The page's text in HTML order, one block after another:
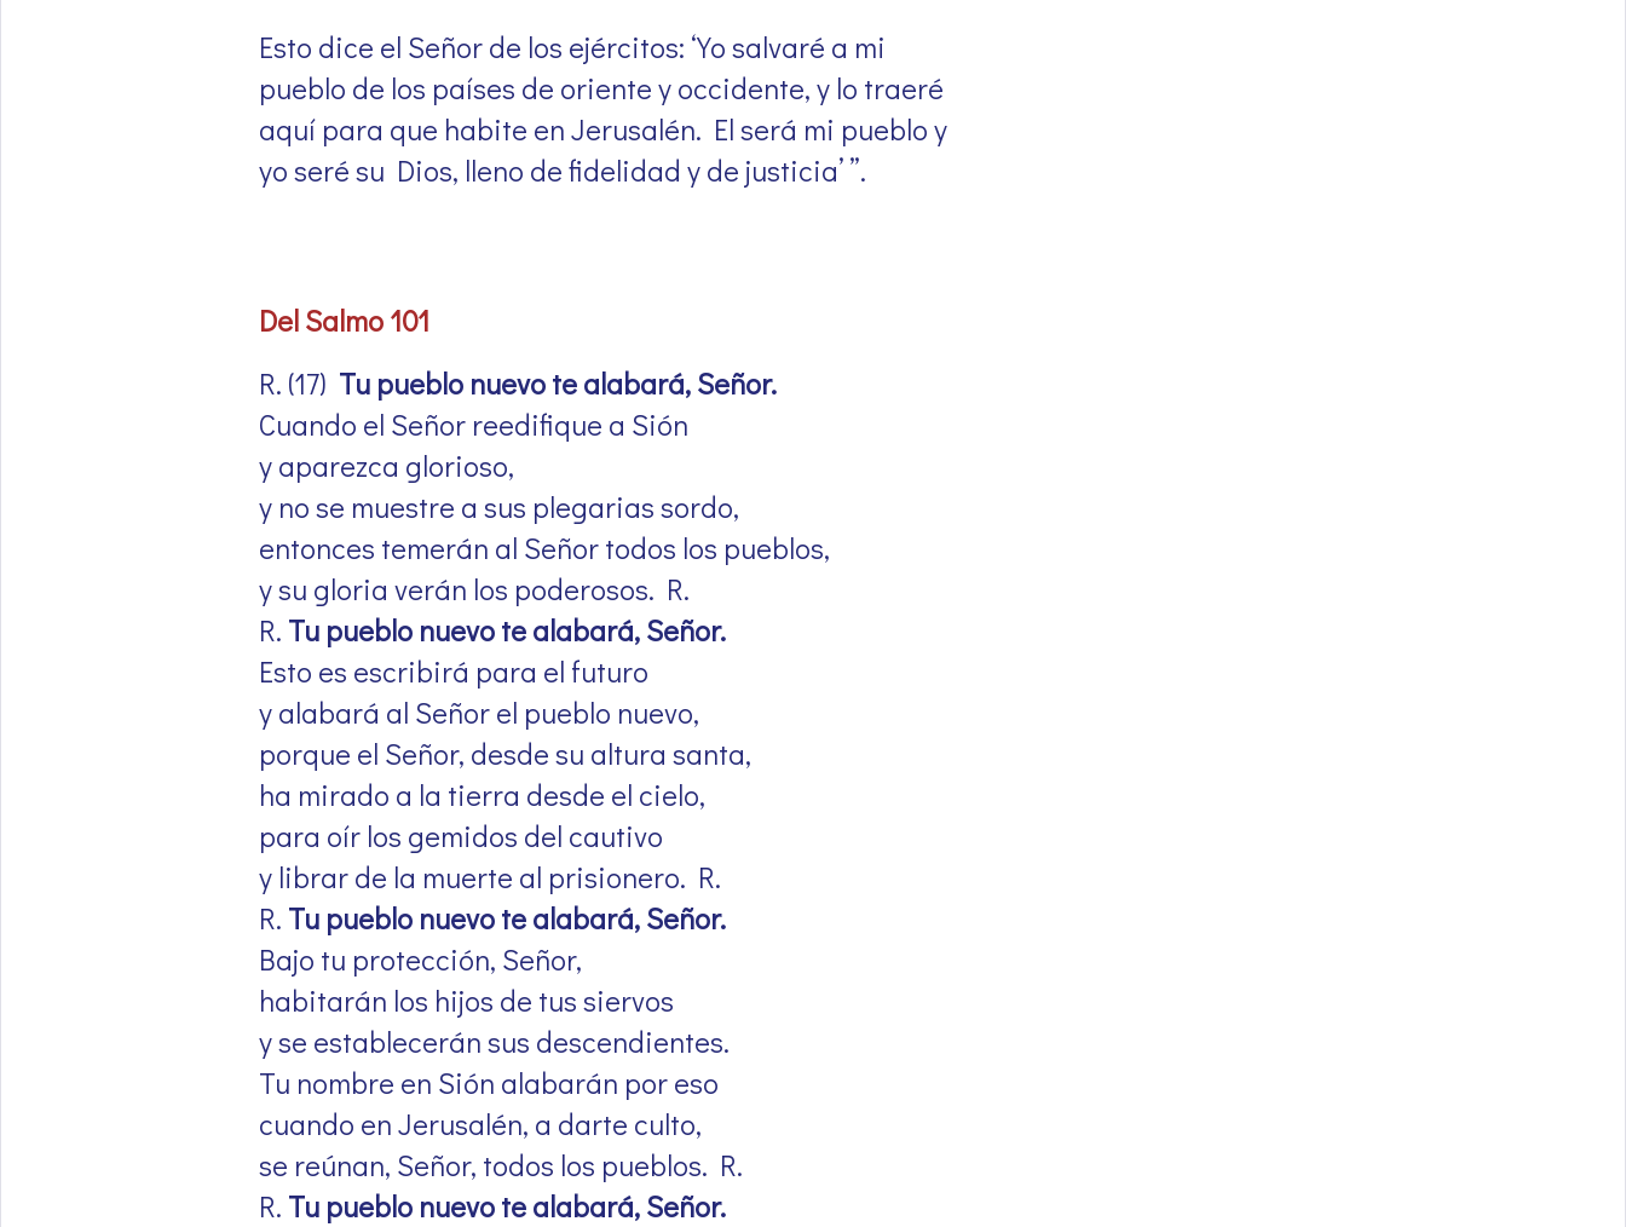
Esto dice el Señor de los ejércitos: ‘Yo salvaré a mi
pueblo de los países de oriente y occidente, y lo traeré
aquí para que habite en Jerusalén. El será mi pueblo y
yo seré su Dios, lleno de fidelidad y de justicia’ ”.
Del Salmo 101
R. (17) Tu pueblo nuevo te alabará, Señor.
Cuando el Señor reedifique a Sión
y aparezca glorioso,
y no se muestre a sus plegarias sordo,
entonces temerán al Señor todos los pueblos,
y su gloria verán los poderosos. R.
R. Tu pueblo nuevo te alabará, Señor.
Esto es escribirá para el futuro
y alabará al Señor el pueblo nuevo,
porque el Señor, desde su altura santa,
ha mirado a la tierra desde el cielo,
para oír los gemidos del cautivo
y librar de la muerte al prisionero. R.
R. Tu pueblo nuevo te alabará, Señor.
Bajo tu protección, Señor,
habitarán los hijos de tus siervos
y se establecerán sus descendientes.
Tu nombre en Sión alabarán por eso
cuando en Jerusalén, a darte culto,
se reúnan, Señor, todos los pueblos. R.
R. Tu pueblo nuevo te alabará, Señor.